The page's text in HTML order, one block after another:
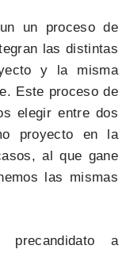
un proceso de
las distintas
y la misma
Este proceso de
elegir entre dos
proyecto en la
al que gane
las mismas
precandidato a